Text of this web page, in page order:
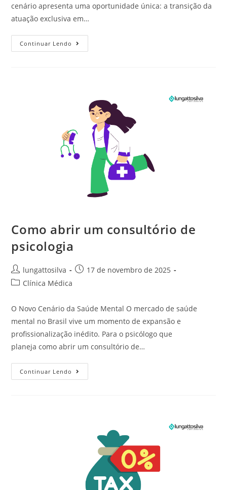
cenário apresenta uma oportunidade única: a transição da
atuação exclusiva em…
Continuar Lendo
Como abrir um consultório de
psicologia
lungattosilva
17 de novembro de 2025
Clínica Médica
O Novo Cenário da Saúde Mental O mercado de saúde
mental no Brasil vive um momento de expansão e
profissionalização inédito. Para o psicólogo que
planeja como abrir um consultório de…
Continuar Lendo